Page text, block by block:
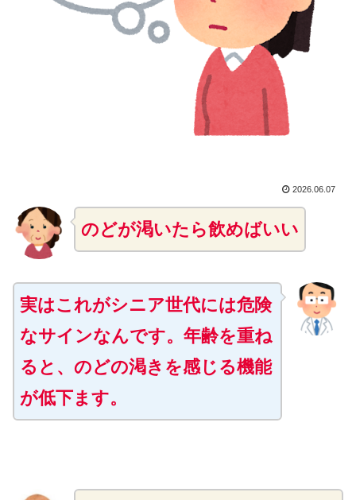
2026.06.07
のどが渇いたら飲めばいい
実はこれがシニア世代には危険
なサインなんです。年齢を重ね
ると、のどの渇きを感じる機能
が低下ます。